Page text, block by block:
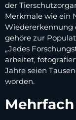
der
Merkmale wie ein
Wiedererkennung
gehöre zur
„Jedes
arbeitet,
Jahre seien
worden.